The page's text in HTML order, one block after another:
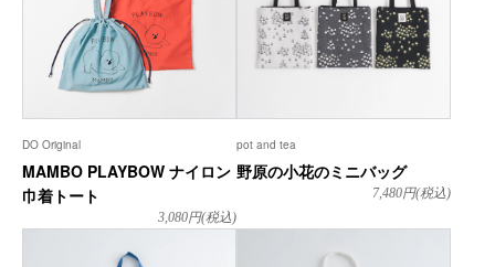
DO Original
MAMBO PLAYBOW ナイロン
巾着トート
3,080円(税込)
pot and tea
野原の小花のミニバッグ
7,480円(税込)